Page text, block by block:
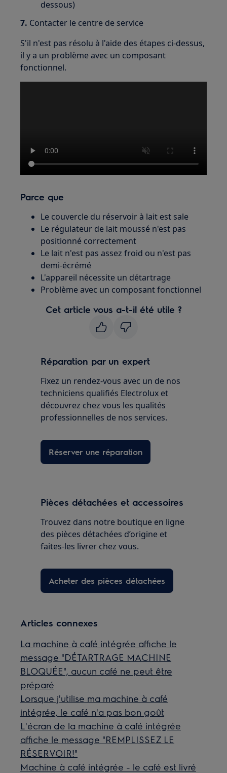
dessous)
7. Contacter le centre de service
S'il n'est pas résolu à l'aide des étapes ci-dessus,
il y a un problème avec un composant
fonctionnel.
Parce que
Le couvercle du réservoir à lait est sale
Le régulateur de lait moussé n'est pas
positionné correctement
Le lait n'est pas assez froid ou n'est pas
demi-écrémé
L'appareil nécessite un détartrage
Problème avec un composant fonctionnel
Cet article vous a-t-il été utile ?
Réparation par un expert
Fixez un rendez-vous avec un de nos
techniciens qualifiés Electrolux et
découvrez chez vous les qualités
professionnelles de nos services.
Réserver une réparation
Pièces détachées et accessoires
Trouvez dans notre boutique en ligne
des pièces détachées d’origine et
faites-les livrer chez vous.
Acheter des pièces détachées
Articles connexes
La machine à café intégrée affiche le
message "DÉTARTRAGE MACHINE
BLOQUÉE", aucun café ne peut être
préparé
Lorsque j'utilise ma machine à café
intégrée, le café n'a pas bon goût
L'écran de la machine à café intégrée
affiche le message "REMPLISSEZ LE
RÉSERVOIR!"
Machine à café intégrée - le café est livré